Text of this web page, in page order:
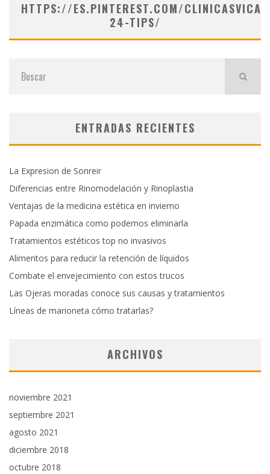
HTTPS://ES.PINTEREST.COM/
24-TIPS/
ENTRADAS RECIENTES
La Expresion de Sonreir
Diferencias entre Rinomodelación y Rinoplastia
Ventajas de la medicina estética en invierno
Papada enzimática como podemos eliminarla
Tratamientos estéticos top no invasivos
Alimentos para reducir la retención de líquidos
Combate el envejecimiento con estos trucos
Las Ojeras moradas conoce sus causas y tratamientos
Líneas de marioneta cómo tratarlas?
ARCHIVOS
noviembre 2021
septiembre 2021
agosto 2021
diciembre 2018
octubre 2018